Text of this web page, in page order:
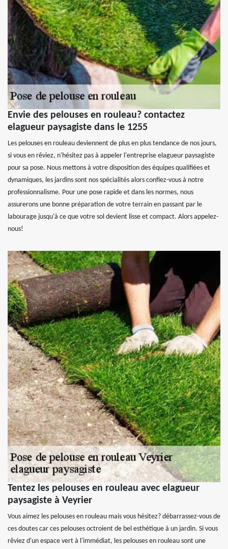
Envie des pelouses en rouleau? contactez
elagueur paysagiste dans le 1255
Les pelouses en rouleau deviennent de plus en plus tendance de nos jours,
si vous en rêviez, n'hésitez pas à appeler l'entreprise elagueur paysagiste
pour sa pose. Nous mettons à votre disposition des équipes qualifiées et
dynamiques, les jardins sont nos spécialités alors confiez-vous à notre
professionnalisme. Pour une pose rapide et dans les normes, nous
assurerons une bonne préparation de votre terrain en passant par le
labourage jusqu'à ce que votre sol devient lisse et compact. Alors appelez-
nous!
Tentez les pelouses en rouleau avec elagueur
paysagiste à Veyrier
Vous aimez les pelouses en rouleau mais vous hésitez? débarrassez-vous de
ces doutes car ces pelouses octroient de bel esthétique à un jardin. Si vous
rêviez d'un espace vert à l'immédiat, les pelouses en rouleau sont une